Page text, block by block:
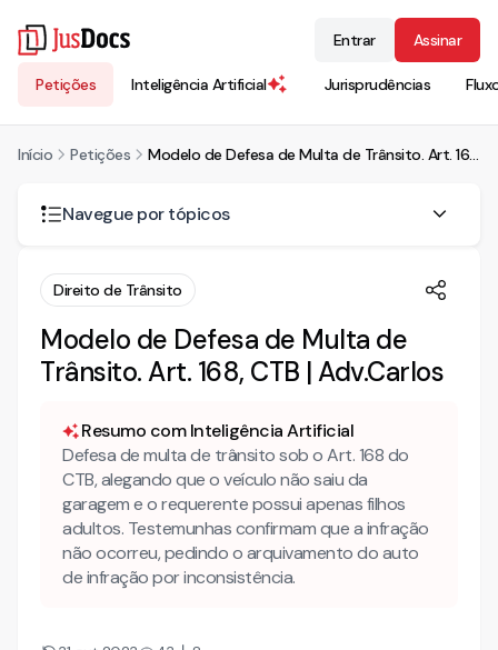
Petições Inteligência Artificial Jurisprudências
Entrar Assinar
Início Petições Modelo de Defesa de Multa de Trânsito. Art. 168, CTB | Adv.Carlos
Navegue por tópicos
O que diz o Art. 168 do CTB?
Art. 168 do CTB?
Direito de Trânsito
Modelo de Defesa de Multa de
Trânsito. Art. 168, CTB | Adv.Carlos
Resumo com Inteligência Artificial
Defesa de multa de trânsito sob o Art. 168 do
CTB, alegando que o veículo não saiu da
garagem e o requerente possui apenas filhos
adultos. Testemunhas confirmam que a infração
não ocorreu, pedindo o arquivamento do auto
de infração por inconsistência.